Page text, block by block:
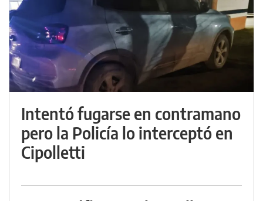
Intentó fugarse en contramano
pero la Policía lo interceptó en
Cipolletti